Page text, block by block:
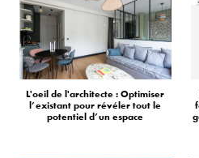
L'oeil de l'architecte : Optimiser
l’existant pour révéler tout le
potentiel d’un espace